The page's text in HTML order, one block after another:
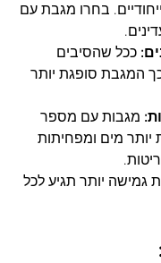
בחרו מגבת עם
ככל שהסיבים
המגבת סופגת יותר
מגבות עם מספר
יותר מים ומפחיתות
גמישה יותר תגיע לכל